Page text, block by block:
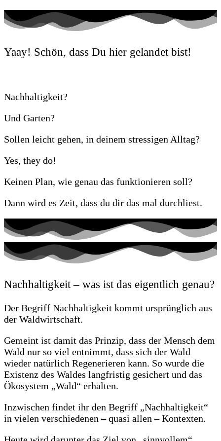
Yaay! Schön, dass Du hier gelandet bist!
Nachhaltigkeit?
Und Garten?
Sollen leicht gehen, in deinem stressigen Alltag?
Yes, they do!
Keinen Plan, wie genau das funktionieren soll?
Dann wird es Zeit, dass du dir das mal durchliest.
Nachhaltigkeit – was ist das eigentlich genau?
Der Begriff Nachhaltigkeit kommt ursprünglich aus
der Waldwirtschaft.
Gemeint ist damit das Prinzip, dass der Mensch dem
Wald nur so viel entnimmt, dass sich der Wald
wieder natürlich Regenerieren kann. So wurde die
Existenz des Waldes langfristig gesichert und das
Ökosystem „Wald“ erhalten.
Inzwischen findet ihr den Begriff „Nachhaltigkeit“
in vielen verschiedenen – quasi allen – Kontexten.